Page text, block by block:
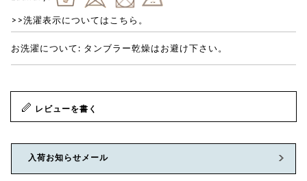
>>洗濯表示についてはこちら。
お洗濯について: タンブラー乾燥はお避け下さい。
レビューを書く
入荷お知らせメール